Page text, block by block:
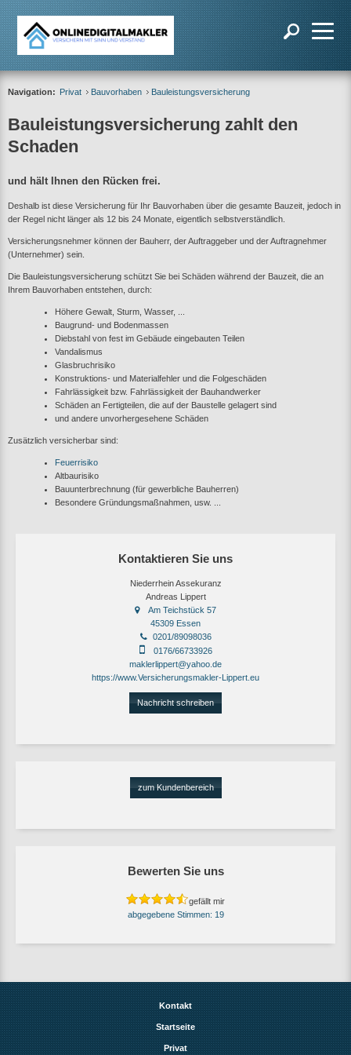
Kontaktieren Sie uns
Niederrhein Assekuranz
Andreas Lippert
Am Teichstück 57
45309 Essen
0201/89098036
0176/66733926
maklerlippert@yahoo.de
https://www.Versicherungsmakler-Lippert.eu
Nachricht schreiben
zum Kundenbereich
Bewerten Sie uns
gefällt mir
19
Navigation: Privat Bauvorhaben Bauleistungsversicherung
Bauleistungsversicherung zahlt den
Schaden
und hält Ihnen den Rücken frei.
Deshalb ist diese Versicherung für Ihr Bauvorhaben über die gesamte Bauzeit, jedoch in
der Regel nicht länger als 12 bis 24 Monate, eigentlich selbstverständlich.
Versicherungsnehmer können der Bauherr, der Auftraggeber und der Auftragnehmer
(Unternehmer) sein.
Die Bauleistungsversicherung schützt Sie bei Schäden während der Bauzeit, die an
Ihrem Bauvorhaben entstehen, durch:
Höhere Gewalt, Sturm, Wasser, ...
Baugrund- und Bodenmassen
Diebstahl von fest im Gebäude eingebauten Teilen
Vandalismus
Glasbruchrisiko
Konstruktions- und Materialfehler und die Folgeschäden
Fahrlässigkeit bzw. Fahrlässigkeit der Bauhandwerker
Schäden an Fertigteilen, die auf der Baustelle gelagert sind
und andere unvorhergesehene Schäden
Zusätzlich versicherbar sind:
Feuerrisiko
Altbaurisiko
Bauunterbrechnung (für gewerbliche Bauherren)
Besondere Gründungsmaßnahmen, usw. ...
Kontakt
Startseite
Privat